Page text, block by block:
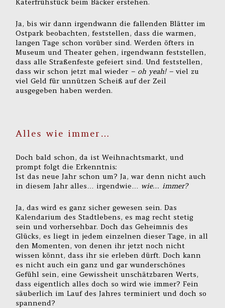
Katerfrühstück beim Bäcker erstehen.
Ja, bis wir dann irgendwann die fallenden Blätter im
Ostpark beobachten, feststellen, dass die warmen,
langen Tage schon vorüber sind. Werden öfters in
Museum und Theater gehen, irgendwann feststellen,
dass alle Straßenfeste gefeiert sind. Und feststellen,
dass wir schon jetzt mal wieder – oh yeah! –viel zu
viel Geld für unnützen Scheiß auf der Zeil
ausgegeben haben werden.
Alles wie immer…
Doch bald schon, da ist Weihnachtsmarkt, und
prompt folgt die Erkenntnis:
Ist das neue Jahr schon um? Ja, war denn nicht auch
in diesem Jahr alles… irgendwie… wie… immer?
Ja, das wird es ganz sicher gewesen sein. Das
Kalendarium des Stadtlebens, es mag recht stetig
sein und vorhersehbar. Doch das Geheimnis des
Glücks, es liegt in jedem einzelnen dieser Tage, in all
den Momenten, von denen ihr jetzt noch nicht
wissen könnt, dass ihr sie erleben dürft. Doch kann
es nicht auch ein ganz und gar wunderschönes
Gefühl sein, eine Gewissheit unschätzbaren Werts,
dass eigentlich alles doch so wird wie immer? Fein
säuberlich im Lauf des Jahres terminiert und doch so
spannend?